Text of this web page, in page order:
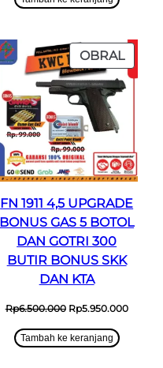
OBRAL
FN 1911 4,5 UPGRADE
BONUS GAS 5 BOTOL
DAN GOTRI 300
BUTIR BONUS SKK
DAN KTA
Rp6.500.000 Harga
adalah:
Rp6.500.000.
Rp5.950.000Harga
Tambah ke keranjang